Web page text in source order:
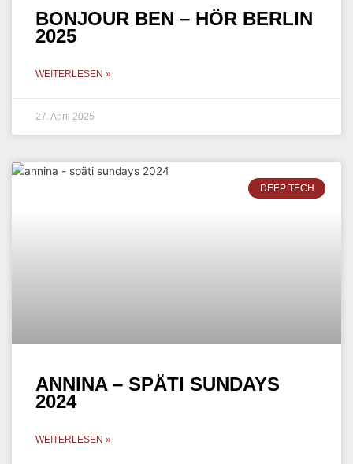
BONJOUR BEN – HÖR BERLIN
2025
WEITERLESEN »
27. April 2025
DEEP TECH
ANNINA – SPÄTI SUNDAYS
2024
WEITERLESEN »